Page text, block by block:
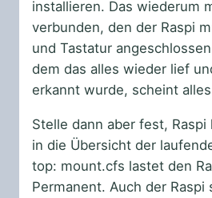
installieren. Das wiederum
verbunden, den der Raspi
und Tastatur
dem das alles wieder lief
erkannt wurde, scheint
Stelle dann aber fest, Raspi
in die Übersicht der
top: mount.cfs lastet den
Permanent. Auch der